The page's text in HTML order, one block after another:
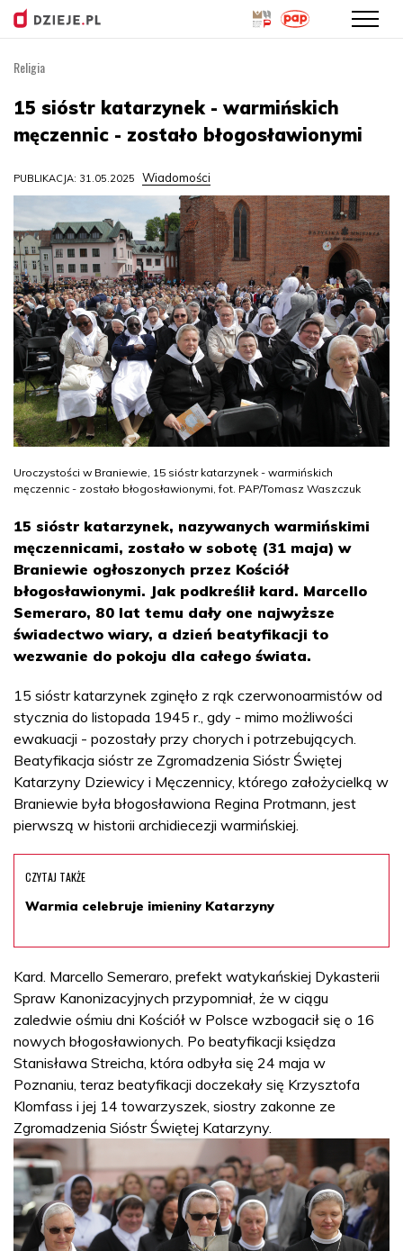
treści
Religia
15 sióstr katarzynek - warmińskich
męczennic - zostało błogosławionymi
PUBLIKACJA: 31.05.2025 Wiadomości
Uroczystości w Braniewie, 15 sióstr katarzynek - warmińskich
męczennic - zostało błogosławionymi, fot. PAP/Tomasz Waszczuk
15 sióstr katarzynek, nazywanych warmińskimi
męczennicami, zostało w sobotę (31 maja) w
Braniewie ogłoszonych przez Kościół
błogosławionymi. Jak podkreślił kard. Marcello
Semeraro, 80 lat temu dały one najwyższe
świadectwo wiary, a dzień beatyfikacji to
wezwanie do pokoju dla całego świata.
15 sióstr katarzynek zginęło z rąk czerwonoarmistów od
stycznia do listopada 1945 r., gdy - mimo możliwości
ewakuacji - pozostały przy chorych i potrzebujących.
Beatyfikacja sióstr ze Zgromadzenia Sióstr Świętej
Katarzyny Dziewicy i Męczennicy, którego założycielką w
Braniewie była błogosławiona Regina Protmann, jest
pierwszą w historii archidiecezji warmińskiej.
CZYTAJ TAKŻE
Warmia celebruje imieniny Katarzyny
Kard. Marcello Semeraro, prefekt watykańskiej Dykasterii
Spraw Kanonizacyjnych przypomniał, że w ciągu
zaledwie ośmiu dni Kościół w Polsce wzbogacił się o 16
nowych błogosławionych. Po beatyfikacji księdza
Stanisława Streicha, która odbyła się 24 maja w
Poznaniu, teraz beatyfikacji doczekały się Krzysztofa
Klomfass i jej 14 towarzyszek, siostry zakonne ze
Zgromadzenia Sióstr Świętej Katarzyny.